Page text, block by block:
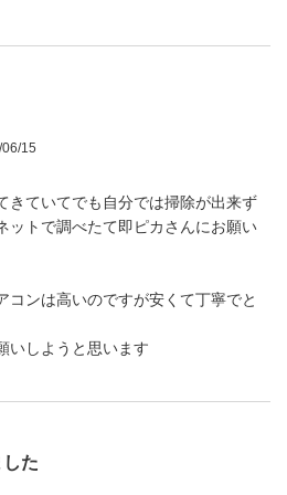
15
きていてでも自分では掃除が出来ず
ットで調べたて即ピカさんにお願い
コンは高いのですが安くて丁寧でと
いしようと思います
た